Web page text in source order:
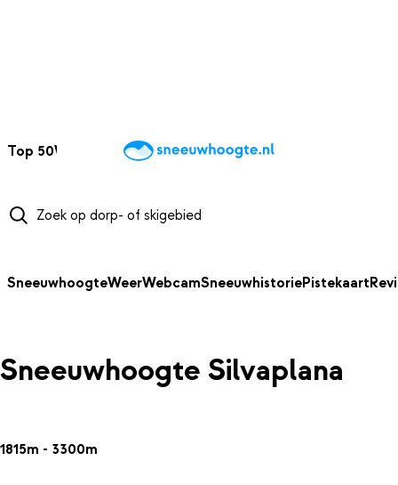
Top 50Webcams WintersportweerKaarten
SneeuwhoogteWeerWebcamSneeuwhistoriePistekaart
Sneeuwhoogte Silvaplana
1815m - 3300m